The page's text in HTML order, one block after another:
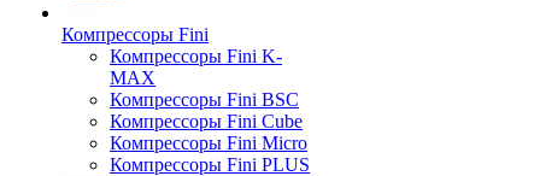
Компрессоры Fini
Компрессоры Fini K-
MAX
Компрессоры Fini BSC
Компрессоры Fini Cube
Компрессоры Fini Micro
Компрессоры Fini PLUS